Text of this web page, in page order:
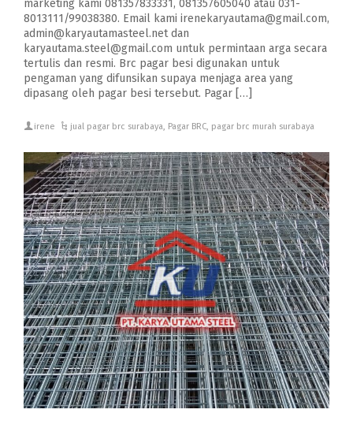
marketing kami 081357833331, 081357605040 atau 031-
8013111/99038380. Email kami irenekaryautama@gmail.com,
admin@karyautamasteel.net dan
karyautama.steel@gmail.com untuk permintaan arga secara
tertulis dan resmi. Brc pagar besi digunakan untuk
pengaman yang difunsikan supaya menjaga area yang
dipasang oleh pagar besi tersebut. Pagar […]
irene jual pagar brc surabaya Pagar BRC pagar brc murah surabaya